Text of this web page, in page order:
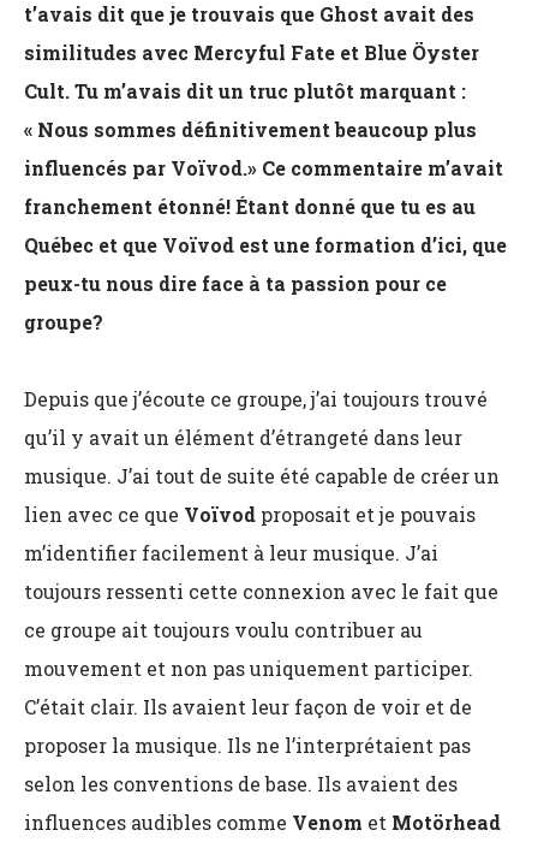
t’avais dit que je trouvais que Ghost avait des
similitudes avec Mercyful Fate et Blue Öyster
Cult. Tu m’avais dit un truc plutôt marquant :
« Nous sommes définitivement beaucoup plus
influencés par Voïvod.» Ce commentaire m’avait
franchement étonné! Étant donné que tu es au
Québec et que Voïvod est une formation d’ici, que
peux-tu nous dire face à ta passion pour ce
groupe?
Depuis que j’écoute ce groupe, j’ai toujours trouvé
qu’il y avait un élément d’étrangeté dans leur
musique. J’ai tout de suite été capable de créer un
lien avec ce que Voïvod proposait et je pouvais
m’identifier facilement à leur musique. J’ai
toujours ressenti cette connexion avec le fait que
ce groupe ait toujours voulu contribuer au
mouvement et non pas uniquement participer.
C’était clair. Ils avaient leur façon de voir et de
proposer la musique. Ils ne l’interprétaient pas
selon les conventions de base. Ils avaient des
influences audibles comme Venom et Motörhead